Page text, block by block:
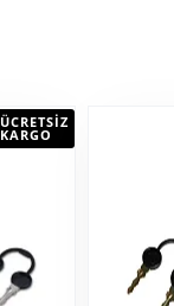
ÜCRETSIZ
KARGO